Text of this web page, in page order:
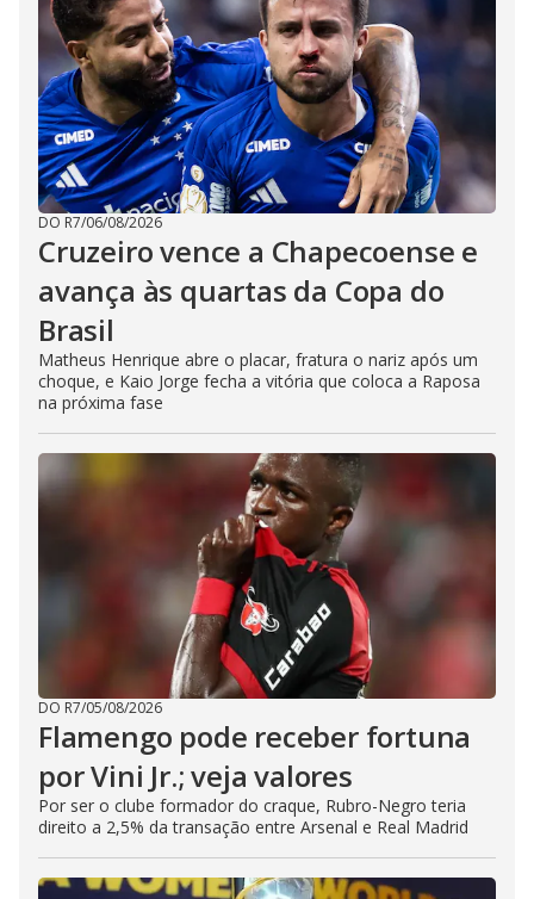
DO R7/06/08/2026
Cruzeiro vence a Chapecoense e
avança às quartas da Copa do
Brasil
Matheus Henrique abre o placar, fratura o nariz após um
choque, e Kaio Jorge fecha a vitória que coloca a Raposa
na próxima fase
DO R7/05/08/2026
Flamengo pode receber fortuna
por Vini Jr.; veja valores
Por ser o clube formador do craque, Rubro-Negro teria
direito a 2,5% da transação entre Arsenal e Real Madrid